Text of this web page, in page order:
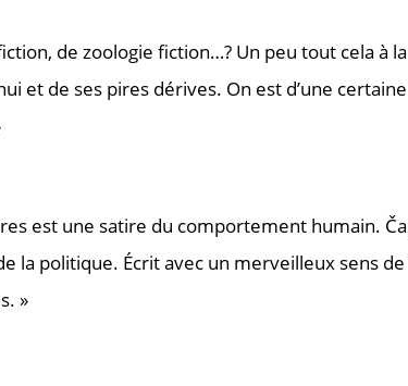
de zoologie fiction…? Un peu tout cela à
et de ses pires dérives. On est d’une
est une satire du comportement humain.
politique. Écrit avec un merveilleux sens
»